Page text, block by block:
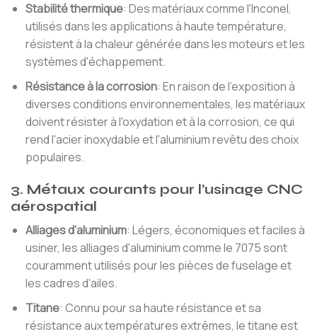
Stabilité thermique: Des matériaux comme l'Inconel,
utilisés dans les applications à haute température,
résistent à la chaleur générée dans les moteurs et les
systèmes d'échappement.
Résistance à la corrosion: En raison de l'exposition à
diverses conditions environnementales, les matériaux
doivent résister à l'oxydation et à la corrosion, ce qui
rend l'acier inoxydable et l'aluminium revêtu des choix
populaires.
3. Métaux courants pour l’usinage CNC
aérospatial
Alliages d'aluminium: Légers, économiques et faciles à
usiner, les alliages d'aluminium comme le 7075 sont
couramment utilisés pour les pièces de fuselage et
les cadres d'ailes.
Titane: Connu pour sa haute résistance et sa
résistance aux températures extrêmes, le titane est